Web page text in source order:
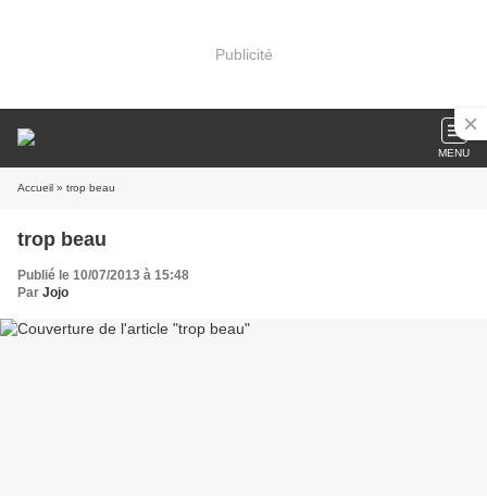
Publicité
MENU
Accueil » trop beau
trop beau
Publié le 10/07/2013 à 15:48
Par Jojo